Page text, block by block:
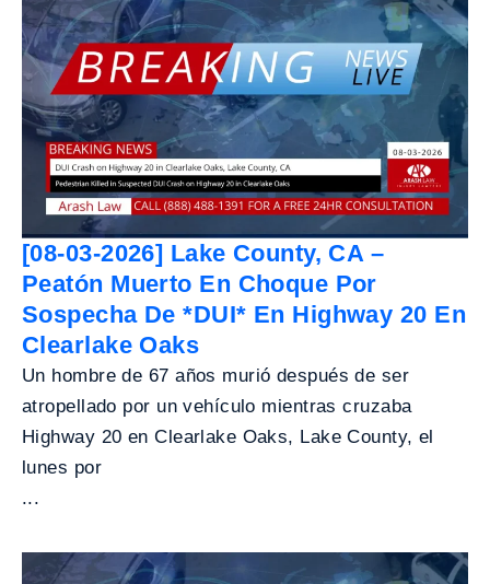
[08-03-2026] Lake County, CA –
Peatón Muerto En Choque Por
Sospecha De *DUI* En Highway 20 En
Clearlake Oaks
Un hombre de 67 años murió después de ser
atropellado por un vehículo mientras cruzaba
Highway 20 en Clearlake Oaks, Lake County, el
lunes por
...